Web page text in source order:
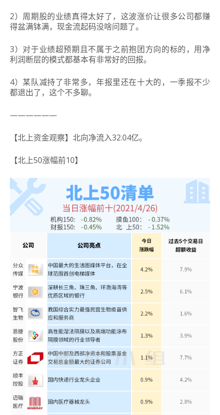
2）周期股的业绩真得太好了，这波涨价让很多公司都赚
得盆满钵满，现金流起码没啥问题了。
3）对于业绩超预期且不属于之前抱团方向的标的，用净
利润断层的模式都基本有非常好的回报。
4）某队减持了非常多，年报里还在十大的，一季报不少
都退出了，这个不多聊。
——————
【北上资金观察】北向净流入32.04亿。
【北上50涨幅前10】